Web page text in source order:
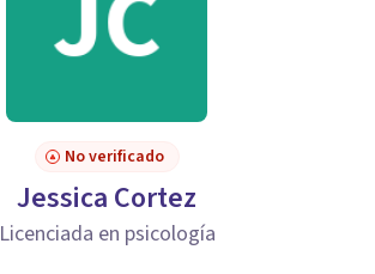
No verificado
Jessica Cortez
Licenciada en psicología